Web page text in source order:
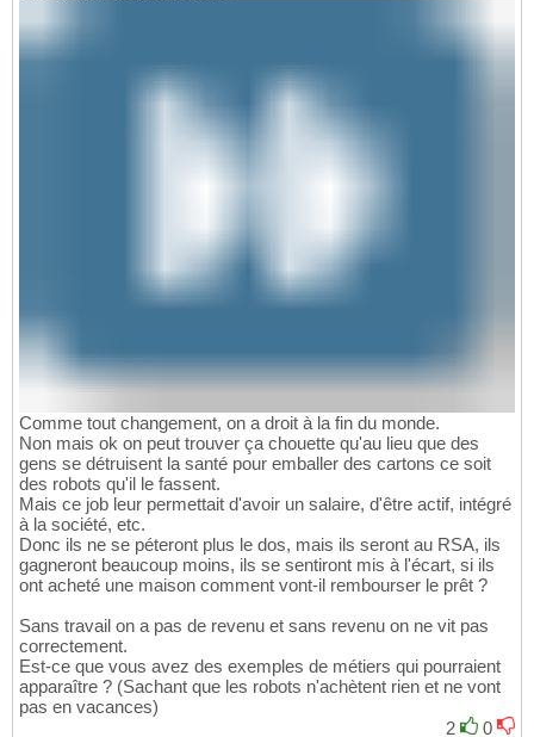
Comme tout changement, on a droit à la fin du monde.
Non mais ok on peut trouver ça chouette qu'au lieu que des
gens se détruisent la santé pour emballer des cartons ce soit
des robots qu'il le fassent.
Mais ce job leur permettait d'avoir un salaire, d'être actif, intégré
à la société, etc.
Donc ils ne se péteront plus le dos, mais ils seront au RSA, ils
gagneront beaucoup moins, ils se sentiront mis à l'écart, si ils
ont acheté une maison comment vont-il rembourser le prêt ?
Sans travail on a pas de revenu et sans revenu on ne vit pas
correctement.
Est-ce que vous avez des exemples de métiers qui pourraient
apparaître ? (Sachant que les robots n'achètent rien et ne vont
pas en vacances)
2
0